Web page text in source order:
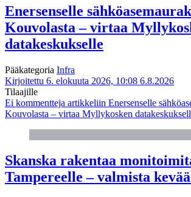
Enersenselle
Kouvolasta – virtaa
datakeskukselle
Pääkategoria Infra
Kirjoitettu 6. elokuuta 2026, 10:08 6.8.2026
Tilaajille
Ei kommentteja artikkeliin Enersenselle
Kouvolasta – virtaa Myllykosken
Skanska rakentaa
Tampereelle – valmista